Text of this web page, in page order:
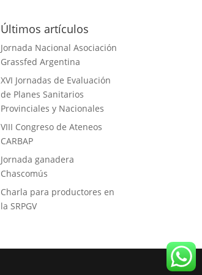
Últimos artículos
Jornada Nacional Asociación
Grassfed Argentina
XVI Jornadas de Evaluación
de Planes Sanitarios
Provinciales y Nacionales
VIII Congreso de Ateneos
CARBAP
Jornada ganadera
Chascomús
Charla para productores en
la SRPGV